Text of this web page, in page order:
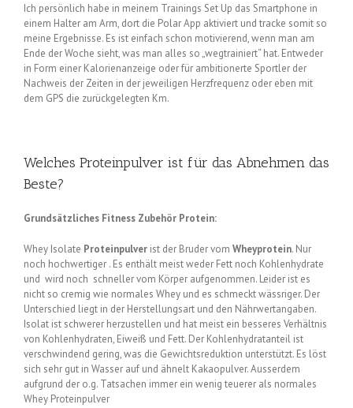
Ich persönlich habe in meinem Trainings Set Up das Smartphone in
einem Halter am Arm, dort die Polar App aktiviert und tracke somit so
meine Ergebnisse. Es ist einfach schon motivierend, wenn man am
Ende der Woche sieht, was man alles so „wegtrainiert“ hat. Entweder
in Form einer Kalorienanzeige oder für ambitionerte Sportler der
Nachweis der Zeiten in der jeweiligen Herzfrequenz oder eben mit
dem GPS die zurückgelegten Km.
Welches Proteinpulver ist für das Abnehmen das
Beste?
Grundsätzliches Fitness Zubehör Protein:
Whey Isolate Proteinpulver ist der Bruder vom Wheyprotein. Nur
noch hochwertiger . Es enthält meist weder Fett noch Kohlenhydrate
und wird noch schneller vom Körper aufgenommen. Leider ist es
nicht so cremig wie normales Whey und es schmeckt wässriger. Der
Unterschied liegt in der Herstellungsart und den Nährwertangaben.
Isolat ist schwerer herzustellen und hat meist ein besseres Verhältnis
von Kohlenhydraten, Eiweiß und Fett. Der Kohlenhydratanteil ist
verschwindend gering, was die Gewichtsreduktion unterstützt. Es löst
sich sehr gut in Wasser auf und ähnelt Kakaopulver. Ausserdem
aufgrund der o.g. Tatsachen immer ein wenig teuerer als normales
Whey Proteinpulver